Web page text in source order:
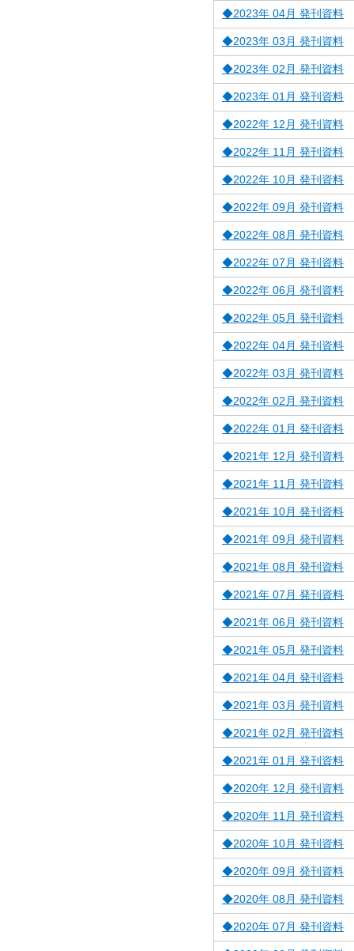
◆2023年 04月 発刊資料
◆2023年 03月 発刊資料
◆2023年 02月 発刊資料
◆2023年 01月 発刊資料
◆2022年 12月 発刊資料
◆2022年 11月 発刊資料
◆2022年 10月 発刊資料
◆2022年 09月 発刊資料
◆2022年 08月 発刊資料
◆2022年 07月 発刊資料
◆2022年 06月 発刊資料
◆2022年 05月 発刊資料
◆2022年 04月 発刊資料
◆2022年 03月 発刊資料
◆2022年 02月 発刊資料
◆2022年 01月 発刊資料
◆2021年 12月 発刊資料
◆2021年 11月 発刊資料
◆2021年 10月 発刊資料
◆2021年 09月 発刊資料
◆2021年 08月 発刊資料
◆2021年 07月 発刊資料
◆2021年 06月 発刊資料
◆2021年 05月 発刊資料
◆2021年 04月 発刊資料
◆2021年 03月 発刊資料
◆2021年 02月 発刊資料
◆2021年 01月 発刊資料
◆2020年 12月 発刊資料
◆2020年 11月 発刊資料
◆2020年 10月 発刊資料
◆2020年 09月 発刊資料
◆2020年 08月 発刊資料
◆2020年 07月 発刊資料